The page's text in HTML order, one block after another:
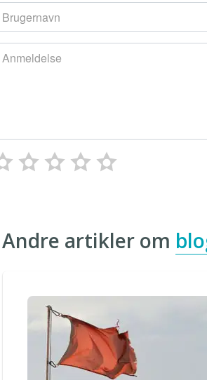
Brugernavn
Anmeldelse
Andre artikler om